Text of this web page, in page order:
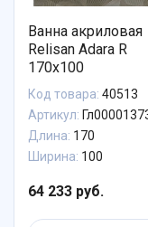
Ванна акриловая
Relisan Adara R
170х100
Код товара: 40513
Артикул:
Длина: 170
Ширина: 100
64 233 руб.